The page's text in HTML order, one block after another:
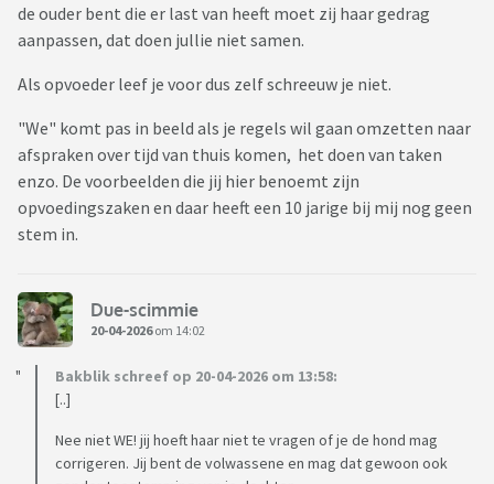
de ouder bent die er last van heeft moet zij haar gedrag
aanpassen, dat doen jullie niet samen.
Als opvoeder leef je voor dus zelf schreeuw je niet.
"We" komt pas in beeld als je regels wil gaan omzetten naar
afspraken over tijd van thuis komen, het doen van taken
enzo. De voorbeelden die jij hier benoemt zijn
opvoedingszaken en daar heeft een 10 jarige bij mij nog geen
stem in.
Due-scimmie
20-04-2026om 14:02
Bakblik schreef op 20-04-2026 om 13:58:
[..]
Nee niet WE! jij hoeft haar niet te vragen of je de hond mag
corrigeren. Jij bent de volwassene en mag dat gewoon ook